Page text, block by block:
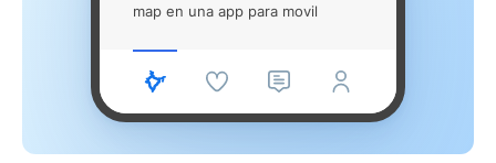
map en una app para movil